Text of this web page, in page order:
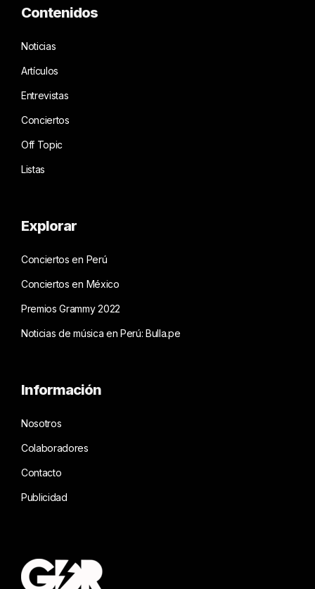
Contenidos
Noticias
Artículos
Entrevistas
Conciertos
Off Topic
Listas
Explorar
Conciertos en Perú
Conciertos en México
Premios Grammy 2022
Noticias de música en Perú: Bulla.pe
Información
Nosotros
Colaboradores
Contacto
Publicidad